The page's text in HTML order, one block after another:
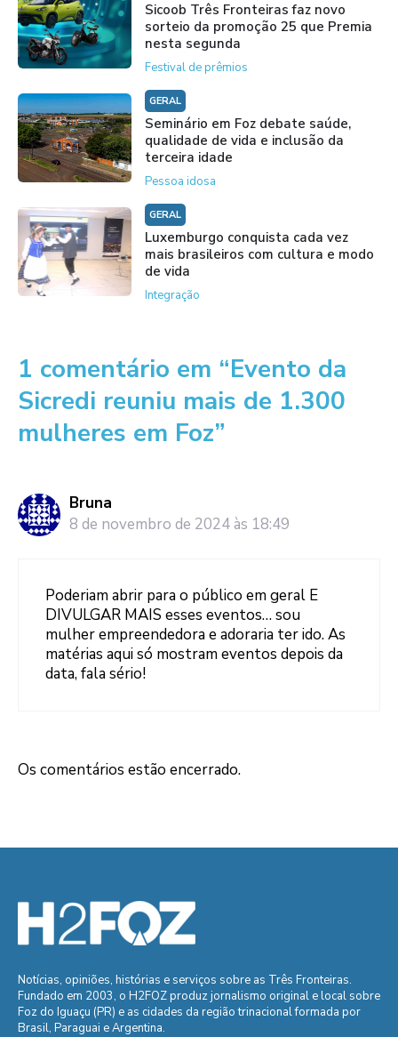
Sicoob Três Fronteiras faz novo
sorteio da promoção 25 que Premia
nesta segunda
Festival de prêmios
GERAL
Seminário em Foz debate saúde,
qualidade de vida e inclusão da
terceira idade
Pessoa idosa
GERAL
Luxemburgo conquista cada vez
mais brasileiros com cultura e modo
de vida
Integração
1 comentário em “Evento da
Sicredi reuniu mais de 1.300
mulheres em Foz”
Bruna
8 de novembro de 2024 às 18:49
Poderiam abrir para o público em geral E
DIVULGAR MAIS esses eventos… sou
mulher empreendedora e adoraria ter ido. As
matérias aqui só mostram eventos depois da
data, fala sério!
Os comentários estão encerrado.
Notícias, opiniões, histórias e serviços sobre as Três Fronteiras.
Fundado em 2003, o H2FOZ produz jornalismo original e local sobre
Foz do Iguaçu (PR) e as cidades da região trinacional formada por
Brasil, Paraguai e Argentina.